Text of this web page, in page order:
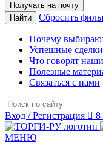
Сбросить
Почему
Успешные сделки
Что говорят
Полезные
Связаться с нами
Вход / Регистрация 8
МЕНЮ